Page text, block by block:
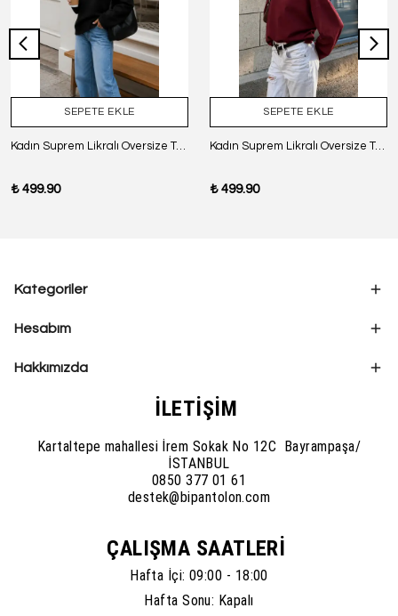
SEPETE EKLE
Kadın Suprem Likralı Oversize T-Shirt - SİYAH
₺ 499.90
SEPETE EKLE
Kadın Suprem Likralı Oversize T-Shirt - BORDO
₺ 499.90
Kategoriler
Hesabım
Hakkımızda
İLETİŞİM
Kartaltepe mahallesi İrem Sokak No 12C Bayrampaşa/
İSTANBUL
0850 377 01 61
destek@bipantolon.com
ÇALIŞMA SAATLERİ
Hafta İçi: 09:00 - 18:00
Hafta Sonu: Kapalı